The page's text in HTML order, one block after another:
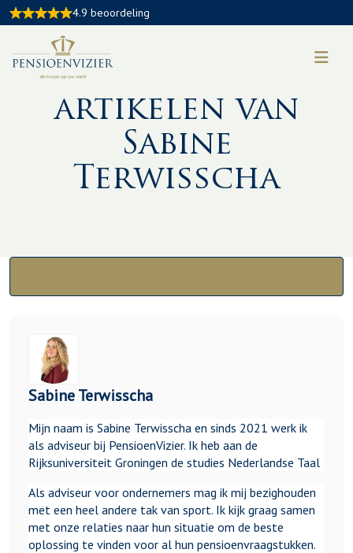
4.9 beoordeling
Kennisbank
artikelen van
Sabine
Terwisscha
Sabine Terwisscha
Mijn naam is Sabine Terwisscha en sinds 2021 werk ik
als adviseur bij PensioenVizier. Ik heb aan de
Rijksuniversiteit Groningen de studies Nederlandse Taal
Als adviseur voor ondernemers mag ik mij bezighouden
met een heel andere tak van sport. Ik kijk graag samen
met onze relaties naar hun situatie om de beste
oplossing te vinden voor al hun pensioenvraagstukken.